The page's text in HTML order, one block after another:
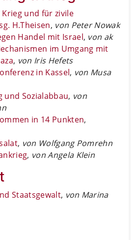
Krieg und für zivile
H.Theisen, von Peter Nowak
Handel mit Israel, von ak
im Umgang mit
, von Iris Hefets
in Kassel, von Musa
und Sozialabbau, von
in 14 Punkten,
, von Wolfgang Pomrehn
, von Angela Klein
Staatsgewalt, von Marina